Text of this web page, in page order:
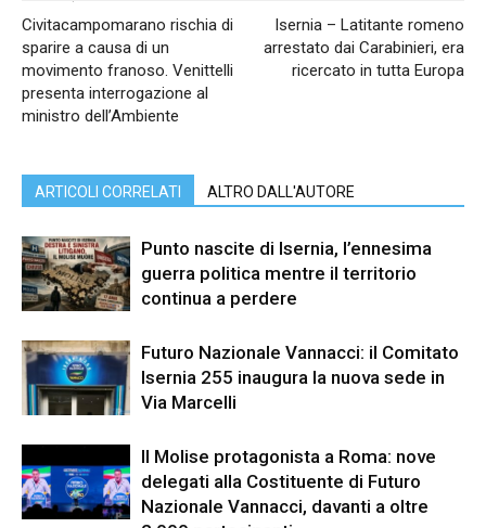
Civitacampomarano rischia di
sparire a causa di un
movimento franoso. Venittelli
presenta interrogazione al
ministro dell’Ambiente
Isernia – Latitante romeno
arrestato dai Carabinieri, era
ricercato in tutta Europa
ARTICOLI CORRELATI ALTRO DALL'AUTORE
Punto nascite di Isernia, l’ennesima
guerra politica mentre il territorio
continua a perdere
Futuro Nazionale Vannacci: il Comitato
Isernia 255 inaugura la nuova sede in
Via Marcelli
Il Molise protagonista a Roma: nove
delegati alla Costituente di Futuro
Nazionale Vannacci, davanti a oltre